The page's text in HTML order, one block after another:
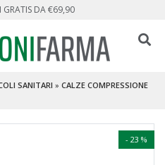
GRATIS DA €69,90
SANITARI » CALZE COMPRESSIONE
- 23 %